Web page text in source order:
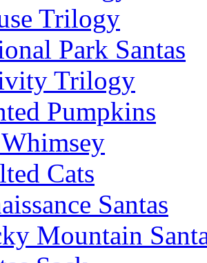
Trilogy
Park Santas
Trilogy
Pumpkins
Cats
Santas
Mountain